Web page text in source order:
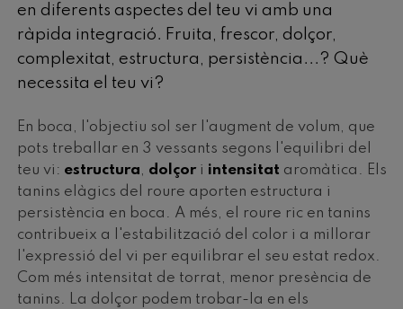
en diferents aspectes del teu vi amb una
ràpida integració. Fruita, frescor, dolçor,
complexitat, estructura, persistència...? Què
necessita el teu vi?
En boca, l'objectiu sol ser l'augment de volum, que
pots treballar en 3 vessants segons l'equilibri del
teu vi: estructura, dolçori intensitat aromàtica. Els
tanins elàgics del roure aporten estructura i
persistència en boca. A més, el roure ric en tanins
contribueix a l'estabilització del color i a millorar
l'expressió del vi per equilibrar el seu estat redox.
Com més intensitat de torrat, menor presència de
tanins. La dolçor podem trobar-la en els